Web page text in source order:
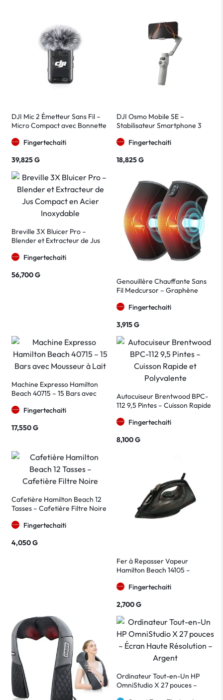
DJI Mic 2 Émetteur Sans Fil –
Micro Compact avec Bonnette
Fingertechaiti
39,825G
DJI Osmo Mobile SE –
Stabilisateur Smartphone 3
Fingertechaiti
18,825G
Breville 3X Bluicer Pro –
Blender et Extracteur de Jus
Fingertechaiti
56,700G
Genouillère Chauffante Sans
Fil Medcursor – Graphène
Fingertechaiti
3,915G
Machine Expresso Hamilton
Beach 40715 – 15 Bars avec
Fingertechaiti
17,550G
Autocuiseur Brentwood BPC-
112 9,5 Pintes – Cuisson Rapide
Fingertechaiti
8,100G
Cafetière Hamilton Beach 12
Tasses – Cafetière Filtre Noire
Fingertechaiti
4,050G
Fer à Repasser Vapeur
Hamilton Beach 14105 –
Fingertechaiti
2,700G
Ordinateur Tout-en-Un HP
OmniStudio X 27 pouces –